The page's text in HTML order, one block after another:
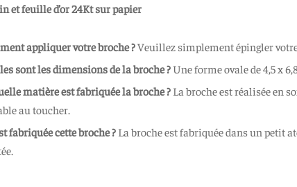
et feuille d’or 24Kt sur papier
appliquer votre broche ?Veuillez simplement épingler
sont les dimensions de la broche?Une forme ovale de 4,5 x
matière est fabriquée la broche ?La broche est réalisée en
au toucher.
fabriquée cette broche ?La broche est fabriquée dans un petit